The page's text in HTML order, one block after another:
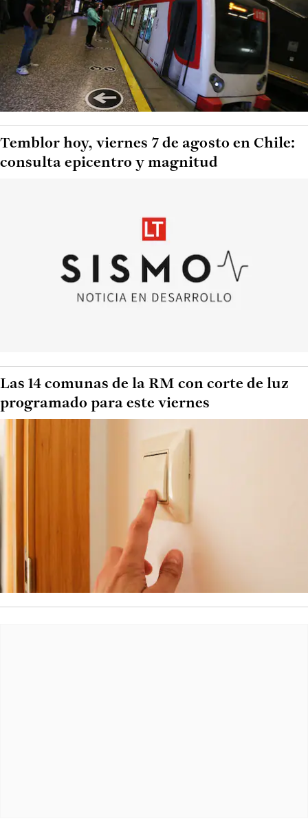
Temblor hoy, viernes 7 de agosto en Chile:
consulta epicentro y magnitud
Las 14 comunas de la RM con corte de luz
programado para este viernes